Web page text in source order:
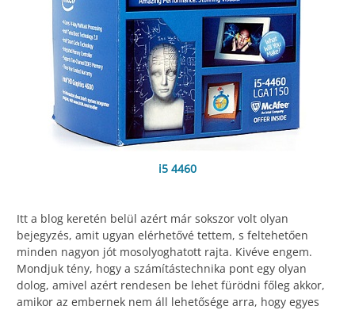
i5 4460
Itt a blog keretén belül azért már sokszor volt olyan
bejegyzés, amit ugyan elérhetővé tettem, s feltehetően
minden nagyon jót mosolyoghatott rajta. Kivéve engem.
Mondjuk tény, hogy a számítástechnika pont egy olyan
dolog, amivel azért rendesen be lehet fürödni főleg akkor,
amikor az embernek nem áll lehetősége arra, hogy egyes